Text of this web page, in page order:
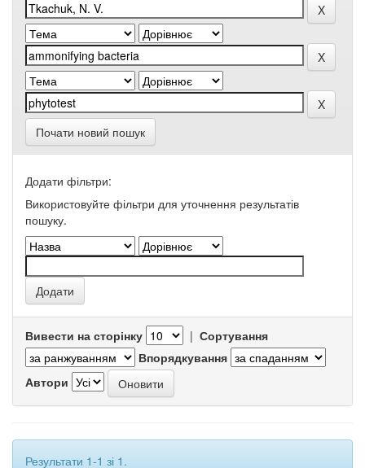
Почати новий пошук
Додати фільтри:
Використовуйте фільтри для уточнення результатів
пошуку.
Вивести на сторінку | Сортування
Впорядкування
Автори
Результати 1-1 зі 1.